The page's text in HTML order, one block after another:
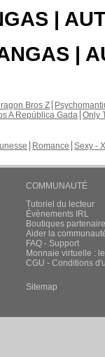
|
|
Bros Z
A República Gada Only
Romance Sexy -
COMMUNAUTÉ
Tutoriel du lecteur
Évènements IRL
Boutiques
Aider la
FAQ - Support
Monnaie virtuelle :
CGU - Conditions
Sitemap